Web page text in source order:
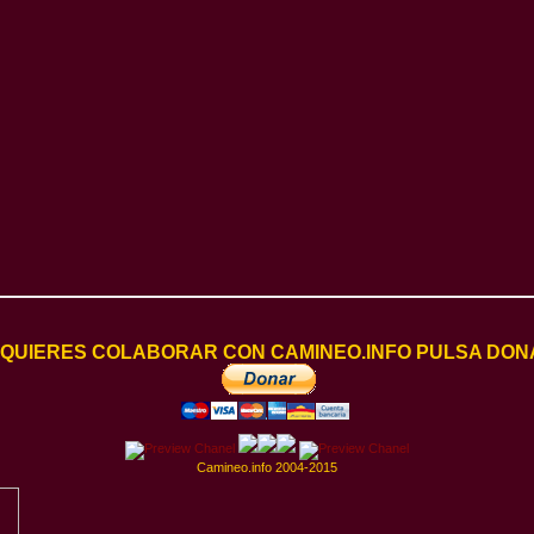
COLABORAR CON CAMINEO.INFO PULSA
Camineo.info 2004-2015